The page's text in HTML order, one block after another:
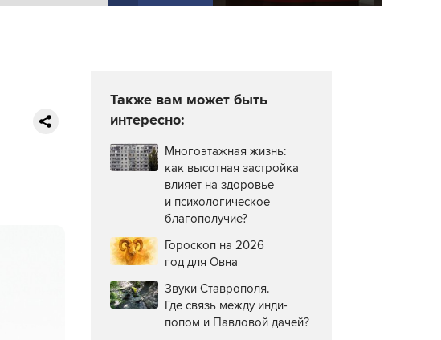
Также вам может быть
интересно:
Многоэтажная жизнь:
как высотная застройка
влияет на здоровье
и психологическое
благополучие?
Гороскоп на 2026
год для Овна
Звуки Ставрополя.
Где связь между инди-
попом и Павловой дачей?